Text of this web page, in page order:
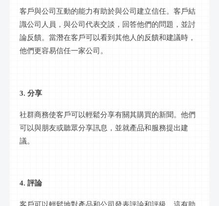
客戶與公司互動的能力有助於與公司建立信任。客戶結
識公司人員，與公司代表交談，回答他們的問題，並討
論反饋。當潛在客戶可以看到其他人的反饋和建議時，
他們更容易信任一家公司。
3. 分享
社群商務使客戶可以輕鬆分享有關其購買的新聞。他們
可以與朋友或聽眾分享訊息 ，並就產品和服務提出建
議。
4. 評論